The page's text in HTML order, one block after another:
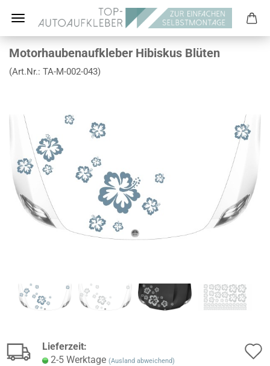
Motorhaubenaufkleber Hibiskus Blüten
(Art.Nr.: TA-M-002-043)
Lieferzeit:
2-5 Werktage (Ausland abweichend)